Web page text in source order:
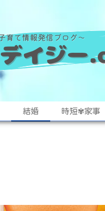
結婚 時短✾家事